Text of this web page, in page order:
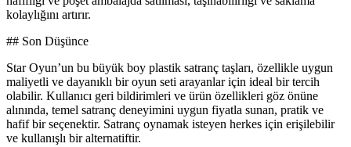
kolaylığını artırır.
## Son Düşünce
Star Oyun’un bu büyük boy plastik satranç taşları, özellikle uygun
maliyetli ve dayanıklı bir oyun seti arayanlar için ideal bir tercih
olabilir. Kullanıcı geri bildirimleri ve ürün özellikleri göz önüne
alınında, temel satranç deneyimini uygun fiyatla sunan, pratik ve
hafif bir seçenektir. Satranç oynamak isteyen herkes için erişilebilir
ve kullanışlı bir alternatiftir.